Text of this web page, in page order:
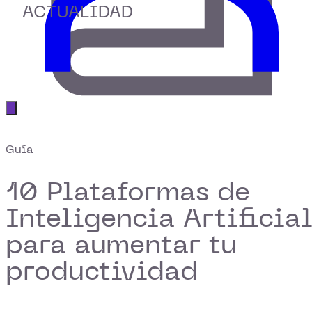
ACTUALIDAD
Guía
10 Plataformas de
Inteligencia Artificial
para aumentar tu
productividad